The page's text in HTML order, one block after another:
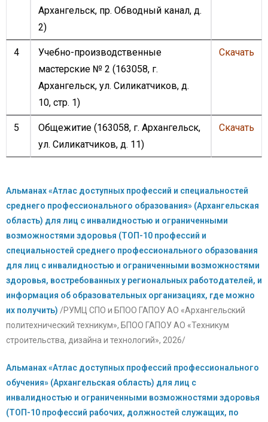
Архангельск, пр. Обводный канал, д.
2)
4
Учебно-производственные
мастерские № 2 (163058, г.
Архангельск, ул. Силикатчиков, д.
10, стр. 1)
Скачать
5
Общежитие (163058, г. Архангельск,
ул. Силикатчиков, д. 11)
Скачать
Альманах «Атлас доступных профессий и специальностей
среднего профессионального образования» (Архангельская
область) для лиц с инвалидностью и ограниченными
возможностями здоровья (ТОП-10 профессий и
специальностей среднего профессионального образования
для лиц с инвалидностью и ограниченными возможностями
здоровья, востребованных у региональных работодателей, и
информация об образовательных организациях, где можно
их получить) /РУМЦ СПО и БПОО ГАПОУ АО «Архангельский
политехнический техникум», БПОО ГАПОУ АО «Техникум
строительства, дизайна и технологий», 2026/
Альманах «Атлас доступных профессий профессионального
обучения» (Архангельская область) для лиц с
инвалидностью и ограниченными возможностями здоровья
(ТОП-10 профессий рабочих, должностей служащих, по